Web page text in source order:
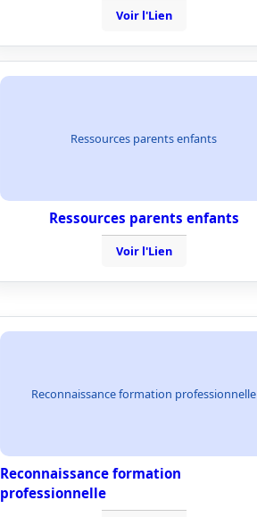
Voir l'Lien
Ressources parents enfants
Ressources parents enfants
Voir l'Lien
Reconnaissance formation professionnelle
Reconnaissance formation
professionnelle